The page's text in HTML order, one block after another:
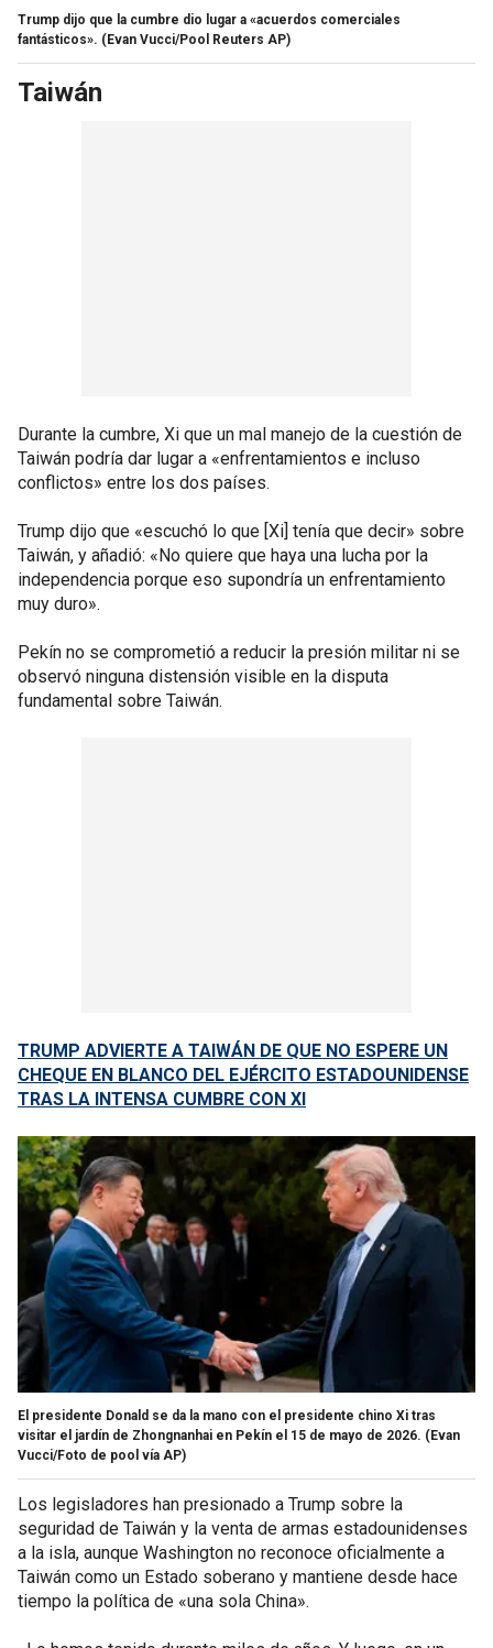
Trump dijo que la cumbre dio lugar a «acuerdos comerciales
fantásticos». (Evan Vucci/Pool Reuters AP)
Taiwán
Durante la cumbre, Xi que un mal manejo de la cuestión de
Taiwán podría dar lugar a «enfrentamientos e incluso
conflictos» entre los dos países.
Trump dijo que «escuchó lo que [Xi] tenía que decir» sobre
Taiwán, y añadió: «No quiere que haya una lucha por la
independencia porque eso supondría un enfrentamiento
muy duro».
Pekín no se comprometió a reducir la presión militar ni se
observó ninguna distensión visible en la disputa
fundamental sobre Taiwán.
TRUMP ADVIERTE A TAIWÁN DE QUE NO ESPERE UN
CHEQUE EN BLANCO DEL EJÉRCITO ESTADOUNIDENSE
TRAS LA INTENSA CUMBRE CON XI
El presidente Donald se da la mano con el presidente chino Xi tras
visitar el jardín de Zhongnanhai en Pekín el 15 de mayo de 2026. (Evan
Vucci/Foto de pool vía AP)
Los legisladores han presionado a Trump sobre la
seguridad de Taiwán y la venta de armas estadounidenses
a la isla, aunque Washington no reconoce oficialmente a
Taiwán como un Estado soberano y mantiene desde hace
tiempo la política de «una sola China».